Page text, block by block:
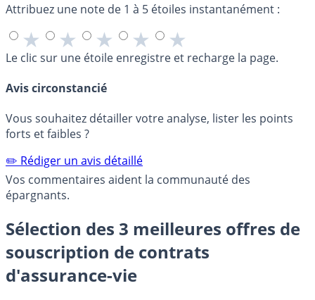
Attribuez une note de 1 à 5 étoiles instantanément :
★ ★ ★ ★ ★
Le clic sur une étoile enregistre et recharge la page.
Avis circonstancié
Vous souhaitez détailler votre analyse, lister les points
forts et faibles ?
✏️ Rédiger un avis détaillé
Vos commentaires aident la communauté des
épargnants.
Sélection des 3 meilleures offres de
souscription de contrats
d'assurance-vie